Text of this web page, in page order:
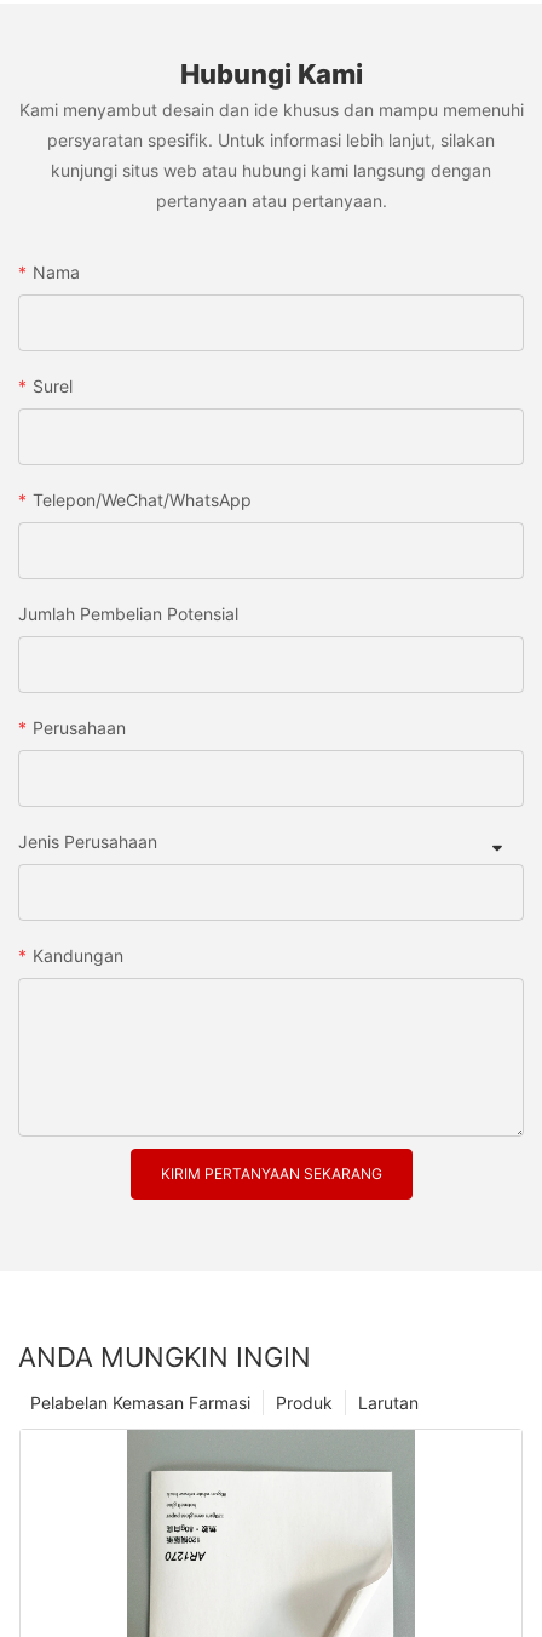
Hubungi Kami
Kami menyambut desain dan ide khusus dan mampu memenuhi
persyaratan spesifik. Untuk informasi lebih lanjut, silakan
kunjungi situs web atau hubungi kami langsung dengan
pertanyaan atau pertanyaan.
Nama
Surel
Telepon/WeChat/WhatsApp
Jumlah Pembelian Potensial
Perusahaan
Jenis Perusahaan
Kandungan
KIRIM PERTANYAAN SEKARANG
ANDA MUNGKIN INGIN
Larutan
Produk
Pelabelan Kemasan Farmasi